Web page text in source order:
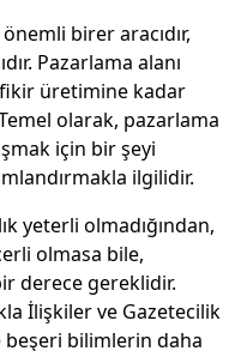
birer aracıdır,
Pazarlama alanı
fikir üretimine kadar
olarak, pazarlama
için bir şeyi
ilgilidir.
yeterli olmadığından,
olmasa bile,
derece gereklidir.
İlişkiler ve Gazetecilik
beşeri bilimlerin daha